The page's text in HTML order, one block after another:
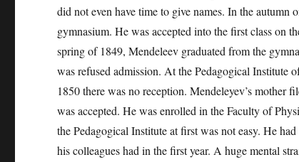
did not even have time to give names. In the
gymnasium. He was accepted into the first class on
spring of 1849, Mendeleev graduated from the
was refused admission. At the Pedagogical Institute
1850 there was no reception. Mendeleyev’s mother
was accepted. He was enrolled in the Faculty of
the Pedagogical Institute at first was not easy. He
his colleagues had in the first year. A huge mental